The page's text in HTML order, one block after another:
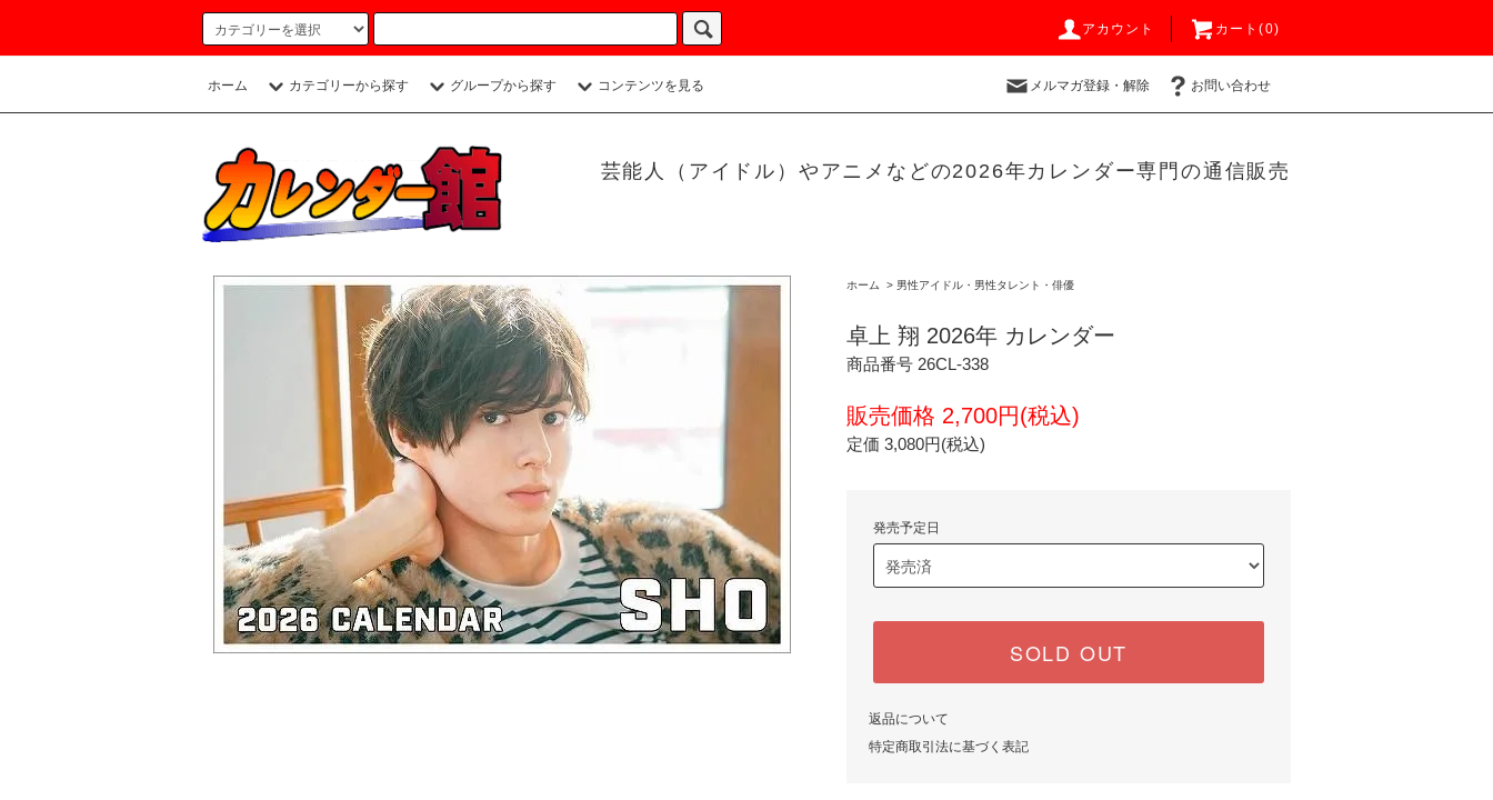
アカウント カート(0)
ホーム カテゴリーから探す グループから探す コンテンツを見る メルマガ登録・解除 お問い合わせ
芸能人（アイドル）やアニメなどの2026年カレンダー専門の通信販売
ホーム > 男性アイドル・男性タレント・俳優
卓上 翔 2026年 カレンダー
商品番号 26CL-338
販売価格 2,700円(税込)
定価 3,080円(税込)
発売予定日
SOLD OUT
返品について
特定商取引法に基づく表記